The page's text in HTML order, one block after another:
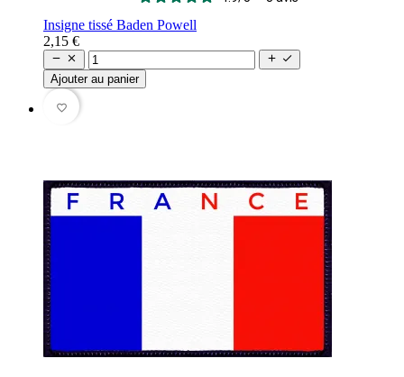
Insigne tissé Baden Powell
2,15 €
   
Ajouter au panier
favorite_border